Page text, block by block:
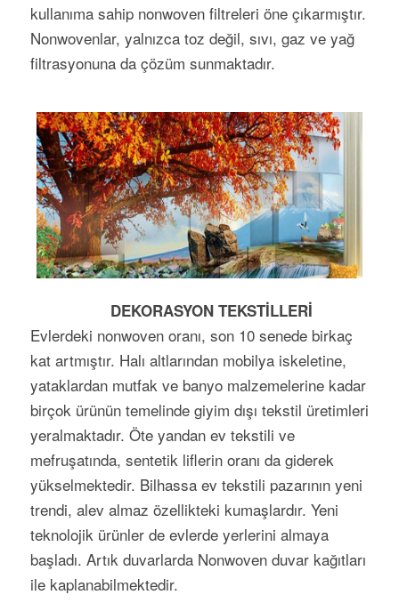
kullanıma sahip nonwoven filtreleri öne çıkarmıştır.
Non­wov­en­lar, yalnızca toz değil, sıvı, gaz ve yağ
filtras­yonuna da çözüm sunmaktadır.
DEKORASYON TEKSTİLLERİ
Evlerdeki nonwoven oranı, son 10 sene­de birkaç
kat artmıştır. Halı altlarından mobilya iskeletine,
yatak­lar­dan mutfak ve banyo malze­me­lerine kadar
birçok ürünün temelinde giyim dışı tekstil üretim­leri
yeralmaktadır. Öte yandan ev tekstili ve
mefruşatında, sentetik liflerin oranı da giderek
yükselmektedir. Bilhassa ev tekstili pazarının yeni
trendi, alev almaz özellikteki kumaşlardır. Yeni
teknolojik ürünler de evlerde yerlerini almaya
başladı. Artık duvarlarda Nonwoven duvar kağıtları
ile kaplanabilmektedir.